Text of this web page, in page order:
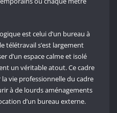
est celui d’un bureau à
télétravail s’est largement
d’un espace calme et isolé
un véritable atout. Ce cadre
vie professionnelle du cadre
à de lourds aménagements
d’un bureau externe.